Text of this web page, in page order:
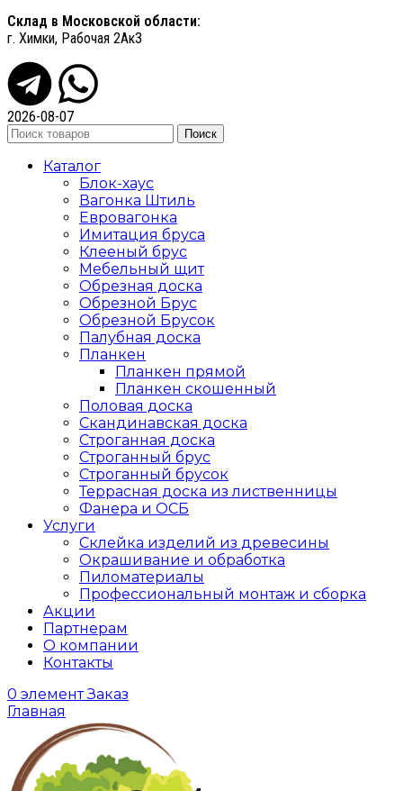
Склад в Московской области:
г. Химки, Рабочая 2Ак3
2026-08-07
Поиск
Каталог
Блок-хаус
Вагонка Штиль
Евровагонка
Имитация бруса
Клееный брус
Мебельный щит
Обрезная доска
Обрезной Брус
Обрезной Брусок
Палубная доска
Планкен
Планкен прямой
Планкен скошенный
Половая доска
Скандинавская доска
Строганная доска
Строганный брус
Строганный брусок
Террасная доска из лиственницы
Фанера и ОСБ
Услуги
Склейка изделий из древесины
Окрашивание и обработка
Пиломатериалы
Профессиональный монтаж и сборка
Акции
Партнерам
О компании
Контакты
0 элемент Заказ
Главная